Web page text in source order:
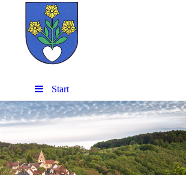
Start